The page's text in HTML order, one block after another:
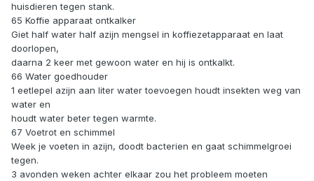
huisdieren tegen stank.
65 Koffie apparaat ontkalker
Giet half water half azijn mengsel in koffiezetapparaat en laat
doorlopen,
daarna 2 keer met gewoon water en hij is ontkalkt.
66 Water goedhouder
1 eetlepel azijn aan liter water toevoegen houdt insekten weg van
water en
houdt water beter tegen warmte.
67 Voetrot en schimmel
Week je voeten in azijn, doodt bacterien en gaat schimmelgroei
tegen.
3 avonden weken achter elkaar zou het probleem moeten